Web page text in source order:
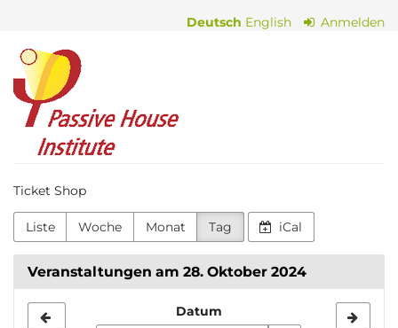
Inhalt
springen
Deutsch English Anmelden
Passive
House
Institute
Ticket Shop
Liste Woche Monat Tag iCal
Veranstaltungen am 28. Oktober 2024
Datum